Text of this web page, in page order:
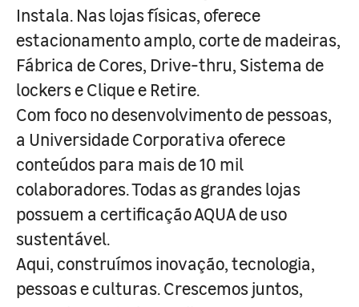
Instala. Nas lojas físicas, oferece
estacionamento amplo, corte de madeiras,
Fábrica de Cores, Drive-thru, Sistema de
lockers e Clique e Retire.
Com foco no desenvolvimento de pessoas,
a Universidade Corporativa oferece
conteúdos para mais de 10 mil
colaboradores. Todas as grandes lojas
possuem a certificação AQUA de uso
sustentável.
Aqui, construímos inovação, tecnologia,
pessoas e culturas. Crescemos juntos,